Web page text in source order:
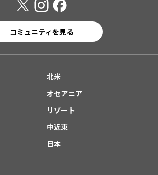
コミュニティを見る
北米
オセアニア
リゾート
中近東
日本